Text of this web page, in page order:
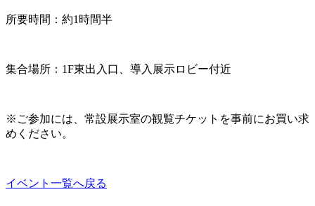
所要時間：約1 時間半
集合場所：1F東出入口、導入展示ロビー付近
※ご参加には、常設展示室の観覧チケットを事前にお買い求
めください。
イベント一覧へ戻る